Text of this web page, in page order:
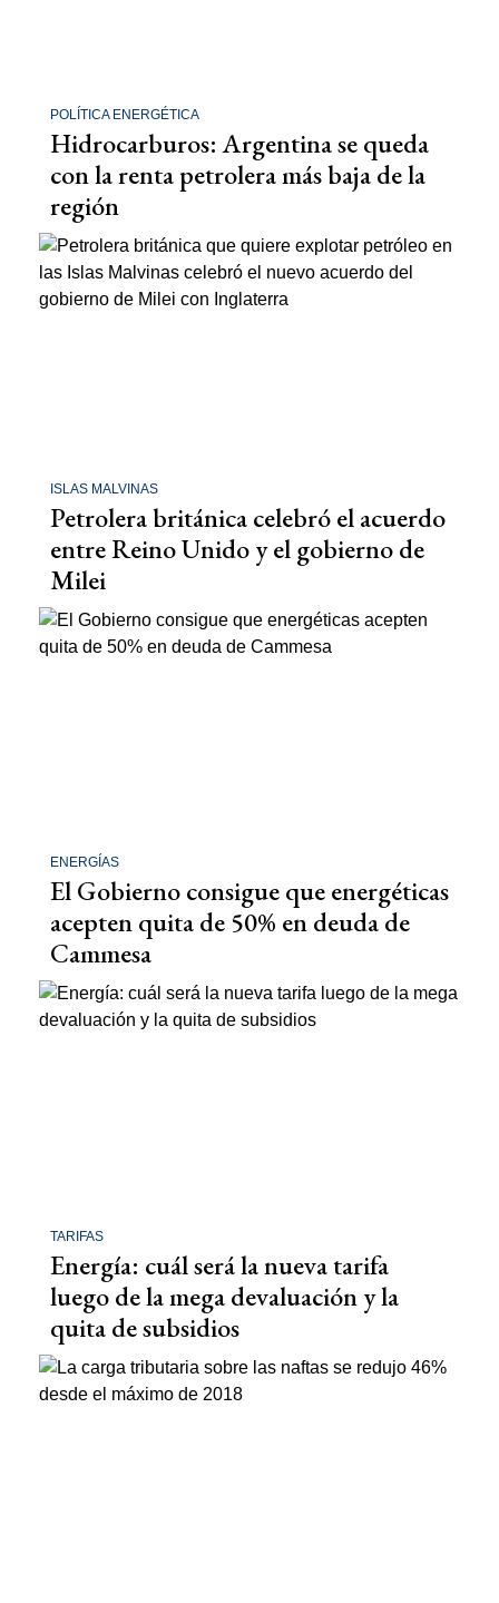
POLÍTICA ENERGÉTICA
Hidrocarburos: Argentina se queda
con la renta petrolera más baja de la
región
ISLAS MALVINAS
Petrolera británica celebró el acuerdo
entre Reino Unido y el gobierno de
Milei
ENERGÍAS
El Gobierno consigue que energéticas
acepten quita de 50% en deuda de
Cammesa
TARIFAS
Energía: cuál será la nueva tarifa
luego de la mega devaluación y la
quita de subsidios